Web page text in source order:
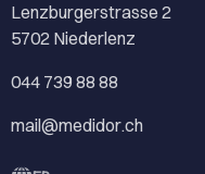
Lenzburgerstrasse 2
5702 Niederlenz
044 739 88 88
mail@medidor.ch